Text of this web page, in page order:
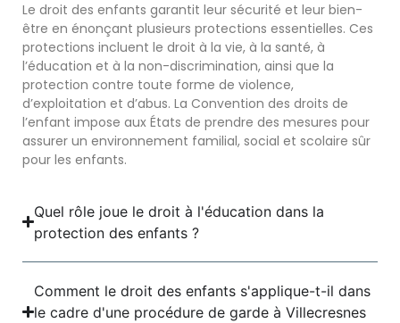
Le droit des enfants garantit leur sécurité et leur bien-
être en énonçant plusieurs protections essentielles. Ces
protections incluent le droit à la vie, à la santé, à
l’éducation et à la non-discrimination, ainsi que la
protection contre toute forme de violence,
d’exploitation et d’abus. La Convention des droits de
l’enfant impose aux États de prendre des mesures pour
assurer un environnement familial, social et scolaire sûr
pour les enfants.
Quel rôle joue le droit à l'éducation dans la
protection des enfants ?
Comment le droit des enfants s'applique-t-il dans
le cadre d'une procédure de garde à Villecresnes